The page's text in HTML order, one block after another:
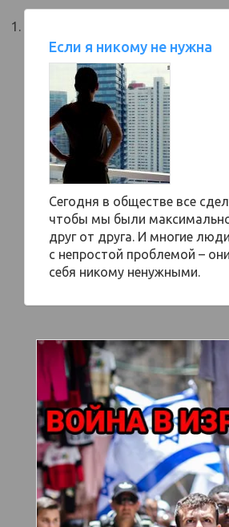
Если я никому не нужна
Сегодня в обществе все
чтобы мы были
друг от друга. И многие
с непростой проблемой –
себя никому ненужными.